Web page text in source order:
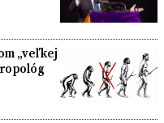
„veľkej